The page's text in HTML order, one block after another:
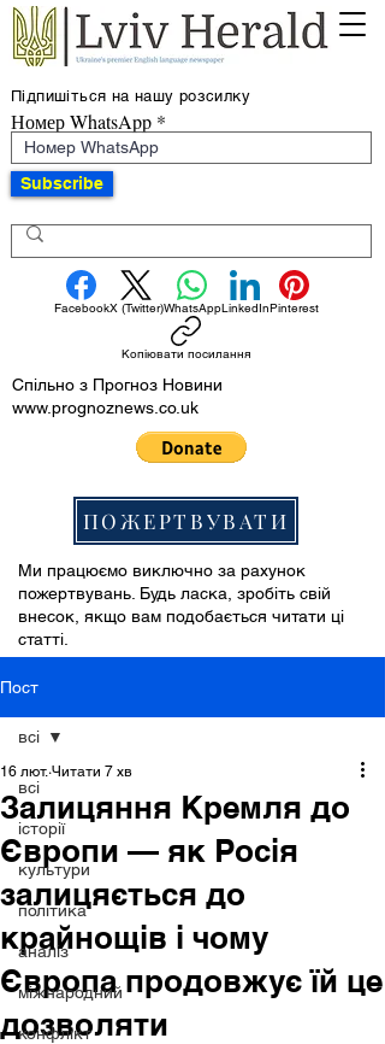
Підпишіться на нашу розсилку
Номер WhatsApp
Subscribe
FacebookX (Twitter)WhatsAppLinkedInPinterest
Копіювати посилання
Спільно з Прогноз Новини
www.prognoznews.co.uk
ПОЖЕРТВУВАТИ
Ми працюємо виключно за рахунок
пожертвувань. Будь ласка, зробіть свій
внесок, якщо вам подобається читати ці
статті.
Пост
всі
історії
культури
політика
аналіз
міжнародний
конфлікт
всі
Залицяння Кремля до
Європи — як Росія
залицяється до
крайнощів і чому
Європа продовжує їй це
дозволяти
16 лют. Читати 7 хв